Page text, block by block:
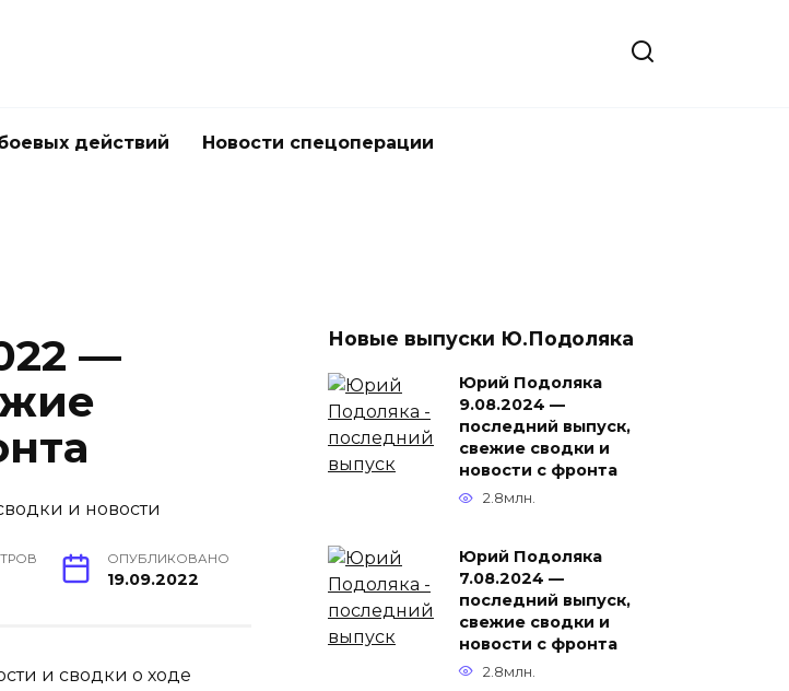
действий Новости спецоперации
—
ОПУБЛИКОВАНО
19.09.2022
и сводки о ходе
Новые выпуски Ю.Подоляка
Юрий Подоляка
9.08.2024 —
последний выпуск,
свежие сводки и
новости с фронта
2.8млн.
Юрий Подоляка
7.08.2024 —
последний выпуск,
свежие сводки и
новости с фронта
2.8млн.